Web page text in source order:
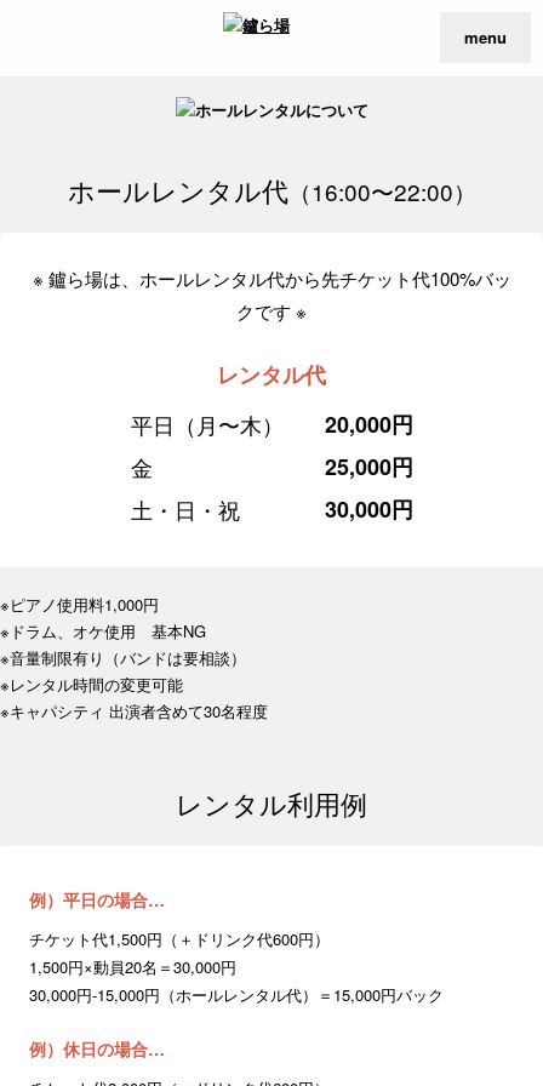
menu
ホールレンタル代（16:00〜22:00）
※ 鑪ら場は、ホールレンタル代から先チケット代100%バッ
クです ※
レンタル代
平日（月〜木）
20,000円
金
25,000円
土・日・祝
30,000円
※ピアノ使用料1,000円
※ドラム、オケ使用 基本NG
※音量制限有り（バンドは要相談）
※レンタル時間の変更可能
※キャパシティ 出演者含めて30名程度
レンタル利用例
例）平日の場合…
チケット代1,500円（＋ドリンク代600円）
1,500円×動員20名＝30,000円
30,000円-15,000円（ホールレンタル代）＝15,000円バック
例）休日の場合…